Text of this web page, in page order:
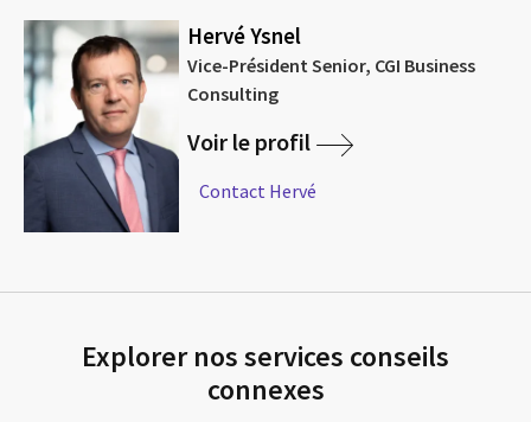
Hervé Ysnel
Vice-Président Senior, CGI Business
Consulting
Voir le profil
Contact Hervé
Explorer nos services conseils
connexes